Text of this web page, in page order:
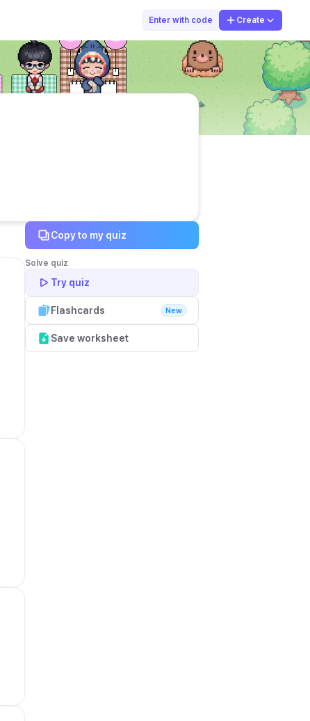
Enter with code Create
Lintang Sagita
Copy to my quiz
Solve quiz
Try quiz
Flashcards New
Save worksheet